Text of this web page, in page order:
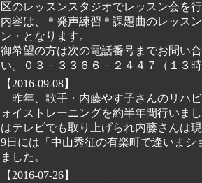
区のレッスンスタジオでレッスン会を
内容は、＊発声練習＊課題曲のレッス
ン・となります。
御希望の方は次の電話番号までお問い
い。０３－３３６６－２４４７（１３
【2016-09-08】
昨年、歌手・内藤やす子さんのリハ
ォイストレーニングを約半年間行いま
はテレビでも取り上げられ内藤さんは
9日には「中山秀征の有楽町で逢いまシ
ました。
【2016-07-26】